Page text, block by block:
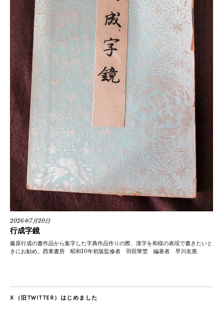
2026年7月20日
行成字鏡
藤原行成の書作品から集字した字典作品作りの際、漢字を和様の表現で書きたいと
きにお勧め。西東書房 昭和10年初版監修者 羽田華埜 編著者 早川友惠
X（旧TWITTER）はじめました